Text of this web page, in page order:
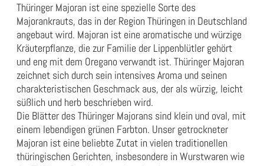
Thüringer Majoran ist eine spezielle Sorte des
Majorankrauts, das in der Region Thüringen in Deutschland
angebaut wird. Majoran ist eine aromatische und würzige
Kräuterpflanze, die zur Familie der Lippenblütler gehört
und eng mit dem Oregano verwandt ist. Thüringer Majoran
zeichnet sich durch sein intensives Aroma und seinen
charakteristischen Geschmack aus, der als würzig, leicht
süßlich und herb beschrieben wird.
Die Blätter des Thüringer Majorans sind klein und oval, mit
einem lebendigen grünen Farbton. Unser getrockneter
Majoran ist eine beliebte Zutat in vielen traditionellen
thüringischen Gerichten, insbesondere in Wurstwaren wie